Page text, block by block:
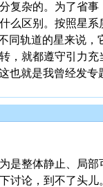
复杂的。为了省
么区别。按照星
轨道的星来说，
，就都遵守引力
就是我曾经发专
是整体静止、局
讨论，到不了头儿